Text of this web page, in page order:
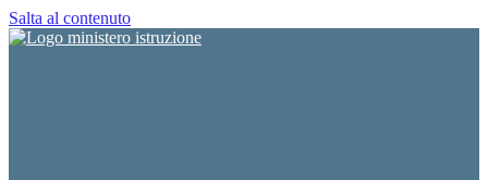
Salta al contenuto